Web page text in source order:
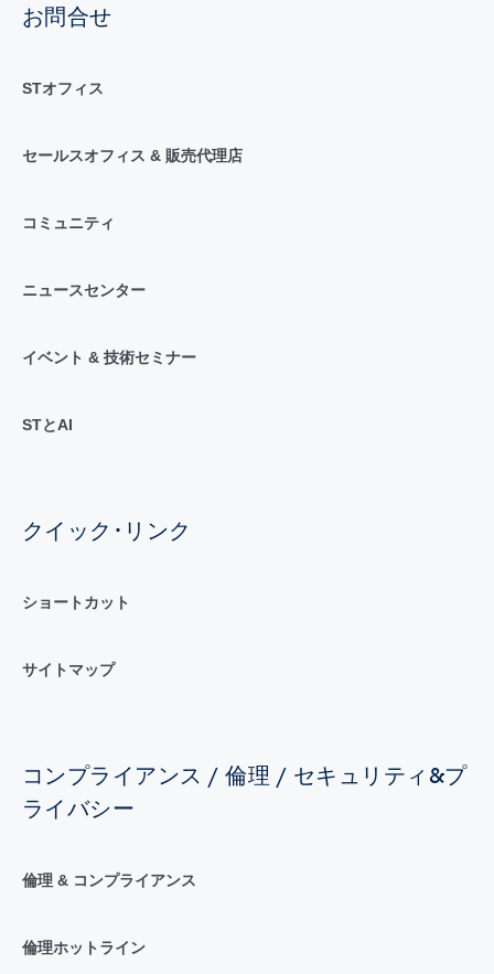
お問合せ
STオフィス
セールスオフィス & 販売代理店
コミュニティ
ニュースセンター
イベント & 技術セミナー
STとAI
クイック･リンク
ショートカット
サイトマップ
コンプライアンス / 倫理 / セキュリティ&プ
ライバシー
倫理 & コンプライアンス
倫理ホットライン